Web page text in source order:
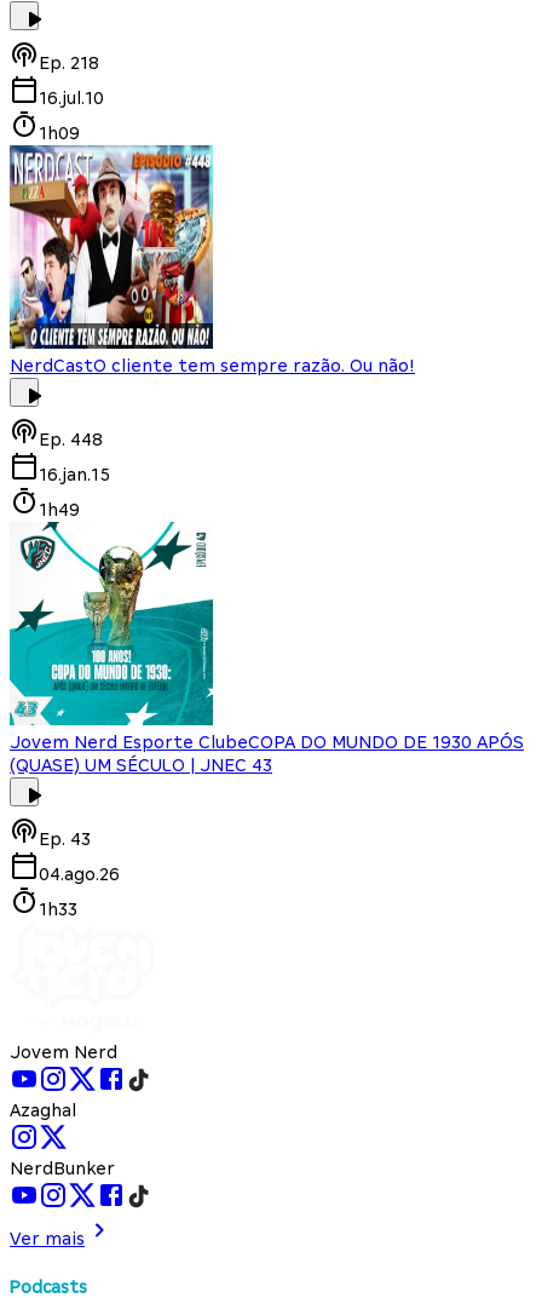
Ep. 218
16.jul.10
1h09
NerdCastO cliente tem sempre razão. Ou não!
Ep. 448
16.jan.15
1h49
Jovem Nerd Esporte ClubeCOPA DO MUNDO DE 1930 APÓS
(QUASE) UM SÉCULO | JNEC 43
Ep. 43
04.ago.26
1h33
Jovem Nerd
Azaghal
NerdBunker
Ver mais
Podcasts